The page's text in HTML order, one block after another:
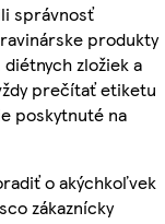
správnosť
produkty
zložiek a
prečítať etiketu
poskytnuté na
o akýchkoľvek
zákaznícky